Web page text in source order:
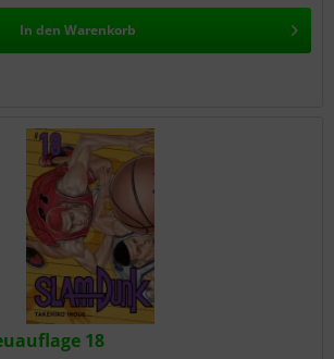
In den Warenkorb
18